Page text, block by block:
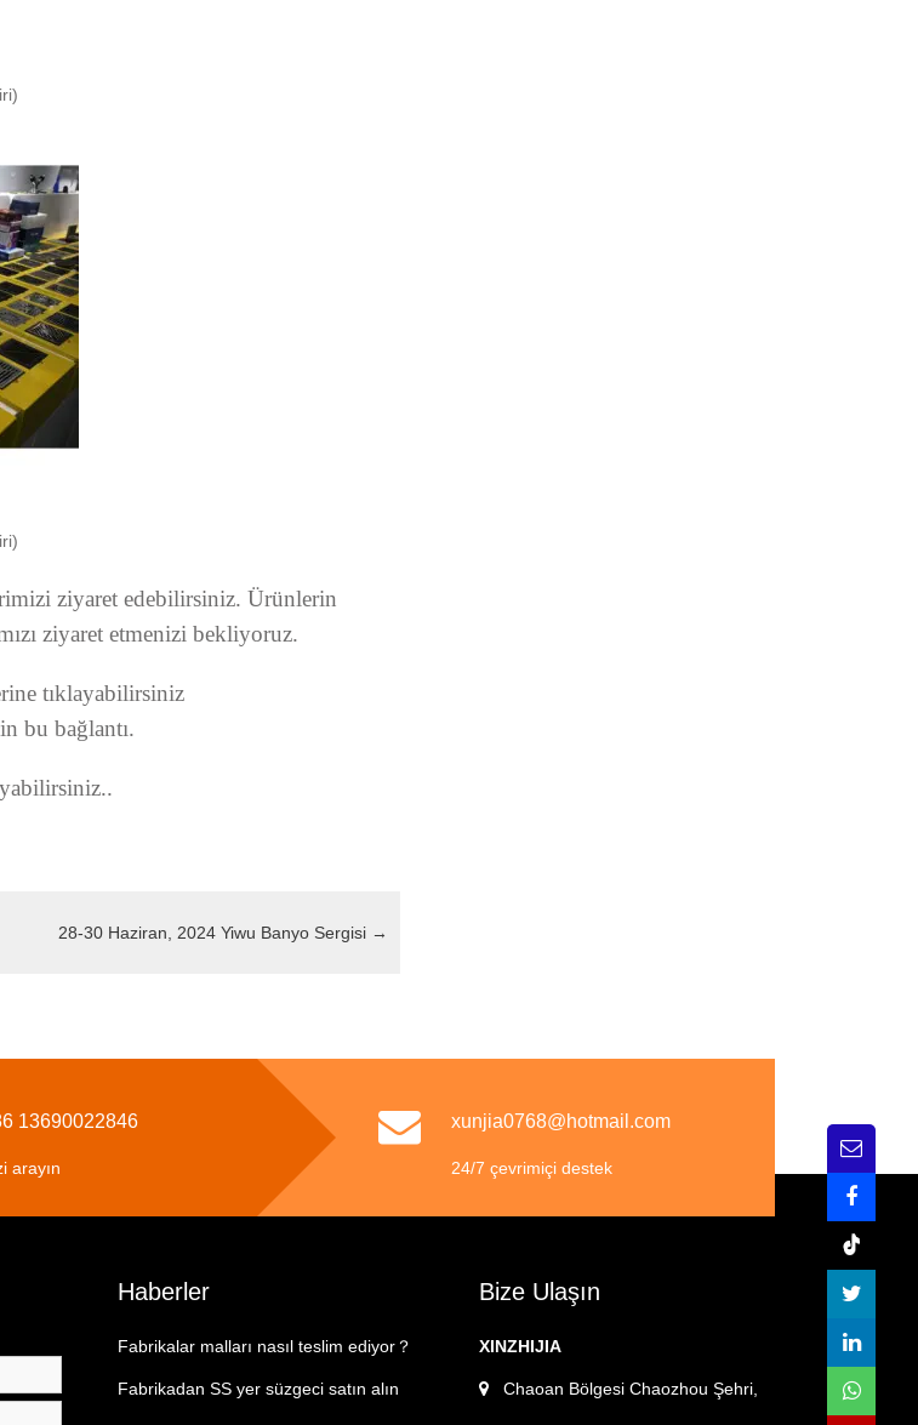
ziyaret edebilirsiniz. Ürünlerin
ziyaret etmenizi bekliyoruz.
tıklayabilirsiniz
bu bağlantı.
28-30 Haziran, 2024 Yiwu Banyo Sergisi →
13690022846
arayın
xunjia0768@hotmail.com
24/7 çevrimiçi destek
Haberler
Fabrikalar malları nasıl teslim ediyor？
Fabrikadan SS yer süzgeci satın alın
Bize Ulaşın
XINZHIJIA
Chaoan Bölgesi Chaozhou Şehri,